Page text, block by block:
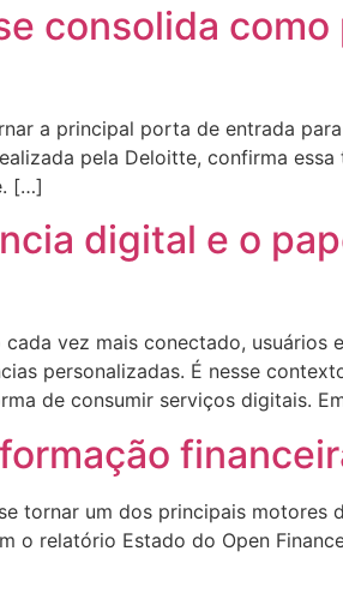
consolida
a principal porta de entrada
pela Deloitte, confirma
[…]
digital e o
vez mais conectado, usuários
personalizadas. É nesse
de consumir serviços digitais.
tornar um dos principais motores
o relatório Estado do Open